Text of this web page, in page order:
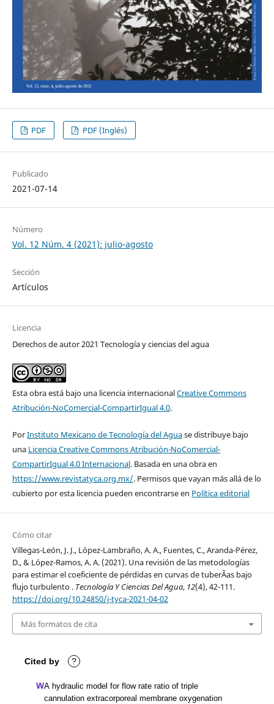
PDF PDF (Inglés)
Publicado
2021-07-14
Número
Vol. 12 Núm. 4 (2021): julio-agosto
Sección
Artículos
Licencia
Derechos de autor 2021 Tecnología y ciencias del agua
Esta obra está bajo una licencia internacionalCreative Commons
Atribución-NoComercial-CompartirIgual 4.0.
PorInstituto Mexicano de Tecnología del Aguase distribuye bajo
una Licencia Creative Commons Atribución-NoComercial-
CompartirIgual 4.0 Internacional. Basada en una obra en
https://www.revistatyca.org.mx/. Permisos que vayan más allá de lo
cubierto por esta licencia pueden encontrarse en Política editorial
Cómo citar
Villegas-León, J. J., López-Lambraño, A. A., Fuentes, C., Aranda-Pérez,
D., & López-Ramos, A. A. (2021). Una revisión de las metodologías
para estimar el coeficiente de pérdidas en curvas de tuberÃ­as bajo
flujo turbulento . Tecnología Y Ciencias Del Agua, 12(4), 42-111.
https://doi.org/10.24850/j-tyca-2021-04-02
Más formatos de cita
Cited by ?
A hydraulic model for flow rate ratio of triple
cannulation extracorporeal membrane oxygenation